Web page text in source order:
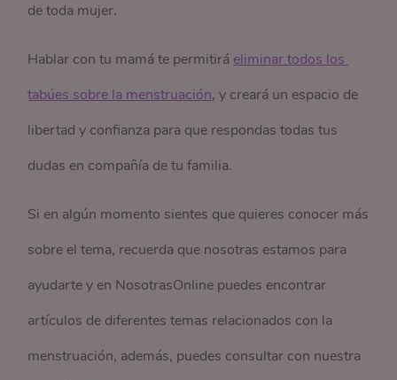
de toda mujer.
Hablar con tu mamá te permitirá eliminar todos los
tabúes sobre la menstruación, y creará un espacio de
libertad y confianza para que respondas todas tus
dudas en compañía de tu familia.
Si en algún momento sientes que quieres conocer más
sobre el tema, recuerda que nosotras estamos para
ayudarte y en NosotrasOnline puedes encontrar
artículos de diferentes temas relacionados con la
menstruación, además, puedes consultar con nuestra